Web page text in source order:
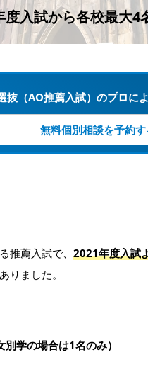
度入試から各校最大4
抜（AO推薦入試）のプロに
無料個別相談を予約す
推薦入試で、 2021年度入試
りました。
学の場合は1名のみ）